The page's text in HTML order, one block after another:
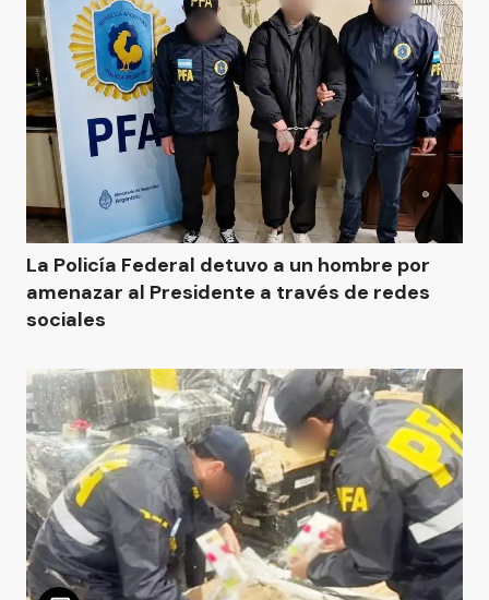
La Policía Federal detuvo a un hombre por
amenazar al Presidente a través de redes
sociales